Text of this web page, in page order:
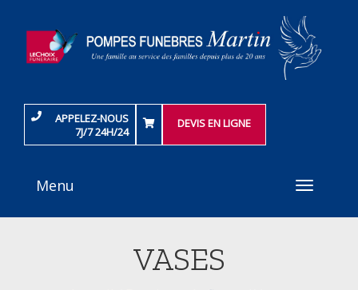
APPELEZ-NOUS
7J/7 24H/24
DEVIS EN LIGNE
Toggle
Menu
VASES